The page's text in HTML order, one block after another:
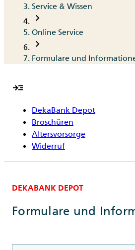
Service & Wissen
chevron_right
Online Service
chevron_right
Formulare und
read_more
DekaBank Depot
Broschüren
Altersvorsorge
Widerruf
DEKABANK DEPOT
Formulare und